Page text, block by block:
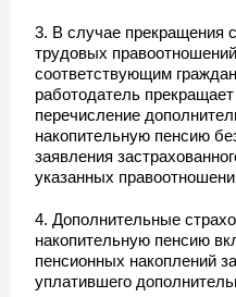
3. В случае прекращения
трудовых
соответствующим
работодатель
перечисление
накопительную пенсию
заявления
указанных
4. Дополнительные
накопительную пенсию
пенсионных накоплений
уплатившего